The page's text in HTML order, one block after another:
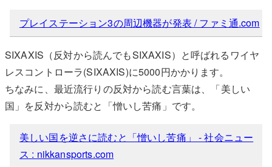
プレイステーション3の周辺機器が発表 / ファミ通.com
SIXAXIS（反対から読んでもSIXAXIS）と呼ばれるワイヤ
レスコントローラ(SIXAXIS)に5000円かかります。
ちなみに、最近流行りの反対から読む言葉は、「美しい
国」を反対から読むと「憎いし苦痛」です。
美しい国を逆さに読むと「憎いし苦痛」 - 社会ニュー
ス : nikkansports.com